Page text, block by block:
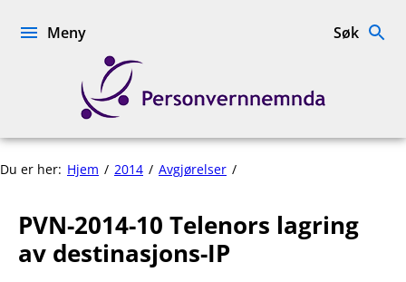
Personvernnemnda
Meny Søk
Du er her: Hjem 2014 Avgjørelser
Telenors
PVN-2014-10 Telenors lagring
av destinasjons-IP